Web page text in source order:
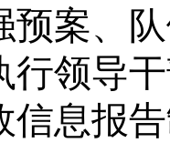
预案、
行领导
信息报